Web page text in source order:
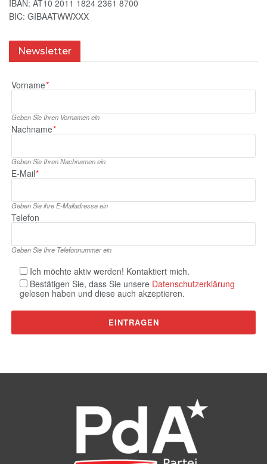
IBAN: AT10 2011 1824 2361 8700
BIC: GIBAATWWXXX
Newsletter
Vorname*
Geben Sie Ihren Vornamen ein
Nachname*
Geben Sie Ihren Nachnamen ein
E‑Mail*
Geben Sie ihre E‑Mailadresse ein
Telefon
Geben Sie Ihre Telefonnummer ein
Ich möchte aktiv werden! Kontaktiert mich.
Bestätigen Sie, dass Sie unsere Datenschutzerklärung
gelesen haben und diese auch akzeptieren.